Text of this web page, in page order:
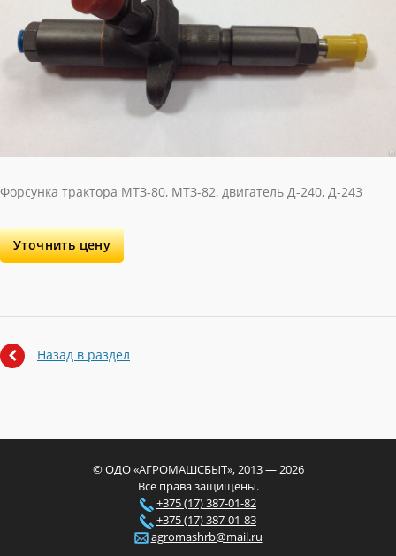
Форсунка трактора МТЗ-80, МТЗ-82, двигатель Д-240, Д-243
Уточнить цену
Назад в раздел
© ОДО «АГРОМАШСБЫТ», 2013 — 2026
Все права защищены.
+375 (17) 387-01-82
+375 (17) 387-01-83
agromashrb@mail.ru